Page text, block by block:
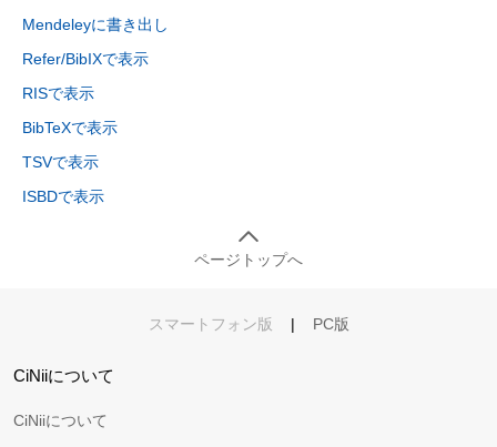
Mendeleyに書き出し
Refer/BibIXで表示
RISで表示
BibTeXで表示
TSVで表示
ISBDで表示
ページトップへ
スマートフォン版 | PC版
CiNiiについて
CiNiiについて